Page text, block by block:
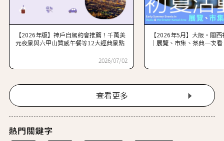
【2026年版】神戶自駕約會推薦！千萬美
元夜景與六甲山質感午餐等12大經典景點
2026/07/02
【2026年5月】大阪・關
｜展覽、市集、祭典一次看
查看更多